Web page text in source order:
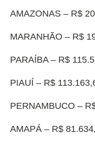
AMAZONAS – R$
MARANHÃO – R$
PARAÍBA – R$
PIAUÍ – R$
PERNAMBUCO –
AMAPÁ – R$